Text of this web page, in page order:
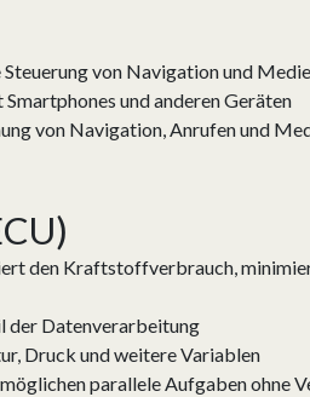
von Navigation und
und anderen Geräten
von Navigation, Anrufen und
den Kraftstoffverbrauch,
der Datenverarbeitung
Druck und weitere Variablen
parallele Aufgaben ohne